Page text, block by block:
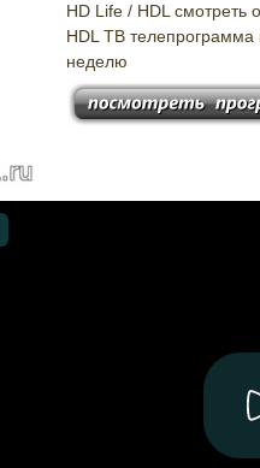
HD Life / HDL
HDL ТВ телепрограмма
неделю